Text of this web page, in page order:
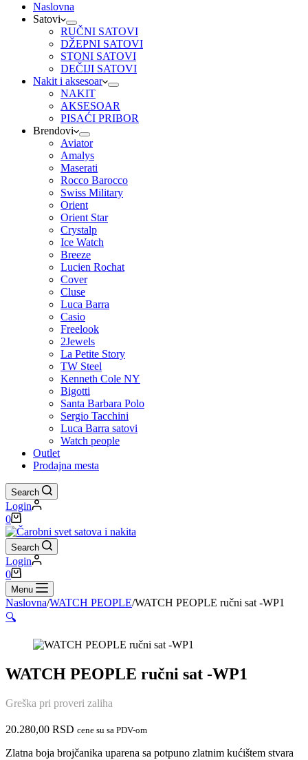
Naslovna
Satovi
RUČNI SATOVI
DŽEPNI SATOVI
STONI SATOVI
DEČIJI SATOVI
Nakit i aksesoar
NAKIT
AKSESOAR
PISAĆI PRIBOR
Brendovi
Aviator
Amalys
Maserati
Rocco Barocco
Swiss Military
Orient
Orient Star
Crystalp
Ice Watch
Breeze
Lucien Rochat
Cover
Cluse
Luca Barra
Casio
Freelook
2Jewels
La Petite Story
TW Steel
Kenneth Cole NY
Bigotti
Santa Barbara Polo
Sergio Tacchini
Luca Barra satovi
Watch people
Outlet
Prodajna mesta
Search
Login
Shopping
cart
0
Search
Login
Shopping
cart
0
Menu
Naslovna/WATCH PEOPLE/WATCH PEOPLE ručni sat -WP1
🔍
WATCH PEOPLE ručni sat -WP1
Greška pri proveri zaliha
20.280,00 RSD cene su sa PDV-om
Zlatna boja brojčanika uparena sa potpuno zlatnim kućištem stvara